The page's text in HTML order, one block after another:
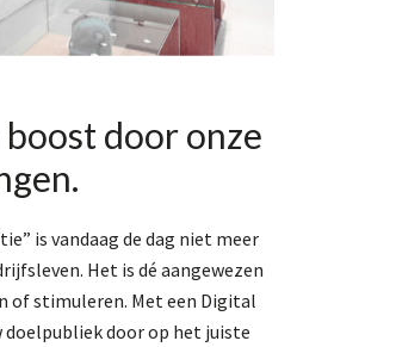
door onze
is vandaag de dag niet meer
Het is dé aangewezen
of stimuleren. Met een Digital
doelpubliek door op het juiste